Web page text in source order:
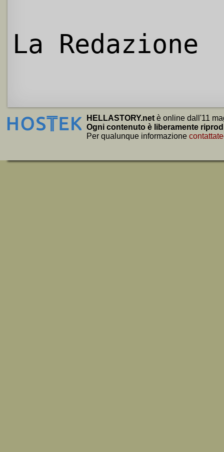
La Redazione
HELLASTORY.net è online dall'11
Ogni contenuto è liberamente
Per qualunque informazione